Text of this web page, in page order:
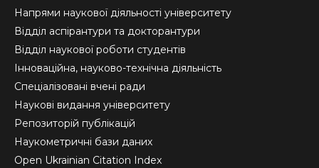
Напрями наукової діяльності університету
Відділ аспірантури та докторантури
Відділ наукової роботи студентів
Інноваційна, науково-технічна діяльність
Спеціалізовані вчені ради
Наукові видання університету
Репозиторій публікацій
Наукометричні бази даних
Open Ukrainian Citation Index